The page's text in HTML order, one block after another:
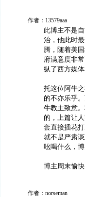
作者：13579aaa
此博主不是
治，他此时
腾，随着美
府满意度非
纵了西方媒
托这位阿牛
的不亦乐乎
牛教主致意
的，上篇让
套直接插花
就不是严肃
吆喝什么，博
博主周末愉快
作者：norseman